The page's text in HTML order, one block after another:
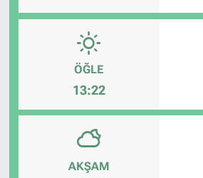
ÖĞLE
13:22
AKŞAM